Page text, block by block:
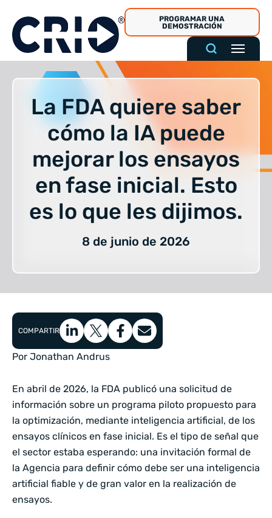
contenido
PROGRAMAR UNA
DEMOSTRACIÓN
La FDA quiere saber
cómo la IA puede
mejorar los ensayos
en fase inicial. Esto
es lo que les dijimos.
8 de junio de 2026
COMPARTIR
Por Jonathan Andrus
En abril de 2026, la FDA publicó una solicitud de
información sobre un programa piloto propuesto para
la optimización, mediante inteligencia artificial, de los
ensayos clínicos en fase inicial. Es el tipo de señal que
el sector estaba esperando: una invitación formal de
la Agencia para definir cómo debe ser una inteligencia
artificial fiable y de gran valor en la realización de
ensayos.